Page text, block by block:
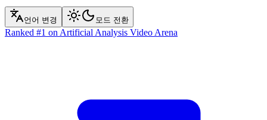
언어 변경 모드 전환
Ranked #1 on Artificial Analysis Video Arena